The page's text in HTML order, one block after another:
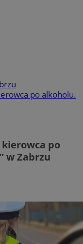
po alkoholu.
po
w Zabrzu